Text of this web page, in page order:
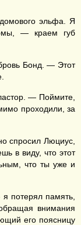
эльфа. Я
— краем губ
Бонд. — Этот
— Поймите,
проходили, за
спросил Люциус,
в виду, что этот
что ты уже и
потерял память,
внимания
его поясницу